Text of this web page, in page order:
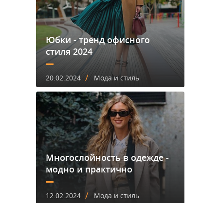
Юбки - тренд офисного
стиля 2024
20.02.2024 / Мода и стиль
Многослойность в одежде -
модно и практично
12.02.2024 / Мода и стиль